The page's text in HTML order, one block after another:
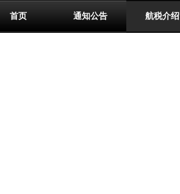
首页 通知公告 航税介绍